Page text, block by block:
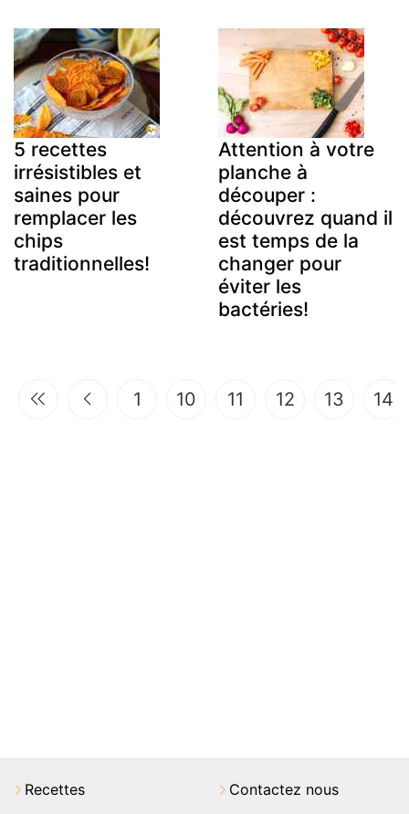
5 recettes
irrésistibles et
saines pour
remplacer les
chips
traditionnelles!
Attention à votre
planche à
découper :
découvrez quand il
est temps de la
changer pour
éviter les
bactéries!
1 10 11 12 13 14
Recettes
Contactez nous